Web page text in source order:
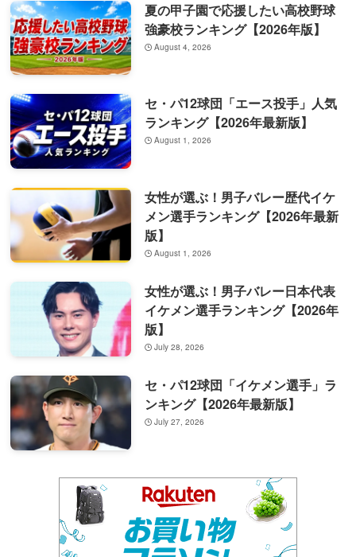
夏の甲子園で応援したい高校野球
強豪校ランキング【2026年版】
August 4, 2026
セ・パ12球団「エース投手」人気
ランキング【2026年最新版】
August 1, 2026
女性が選ぶ！男子バレー歴代イケ
メン選手ランキング【2026年最新
版】
August 1, 2026
女性が選ぶ！男子バレー日本代表
イケメン選手ランキング【2026年
版】
July 28, 2026
セ・パ12球団「イケメン選手」ラ
ンキング【2026年最新版】
July 27, 2026